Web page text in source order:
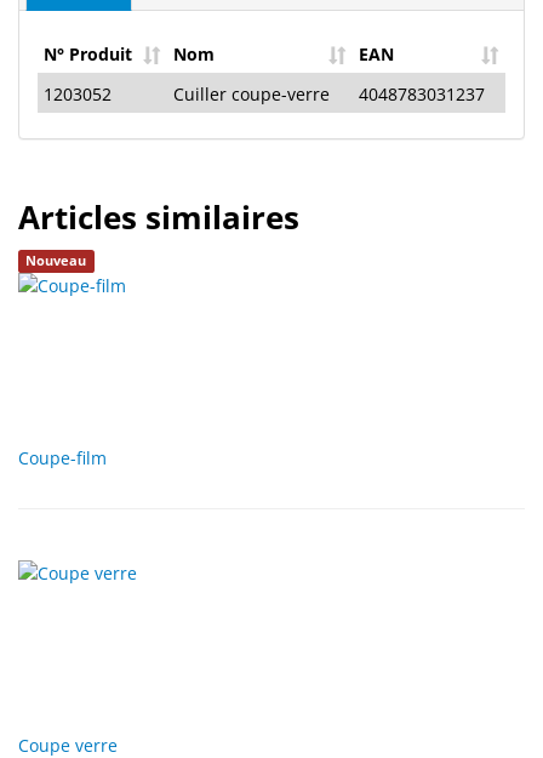
polissage
Solde
N° Produit Nom
EAN
1203052
Cuiller coupe-verre 4048783031237
Articles similaires
Nouveau
Coupe-film
Coupe verre